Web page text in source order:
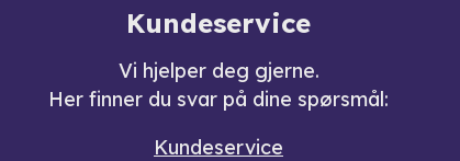
Kundeservice
Vi hjelper deg gjerne.
Her finner du svar på dine spørsmål:
Kundeservice